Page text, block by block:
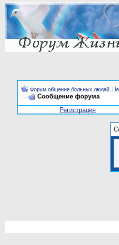
Форум общения больных людей.
Сообщение форума
Регистрация